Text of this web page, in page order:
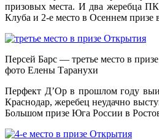
призовых места. И два жеребца
Клуба и 2-е место в Осеннем призе
Персей Барс — третье место в
фото Елены Таранухи
Перфект Д’Ор в прошлом году
Краснодар, жеребец неудачно
Большом призе Юга России в